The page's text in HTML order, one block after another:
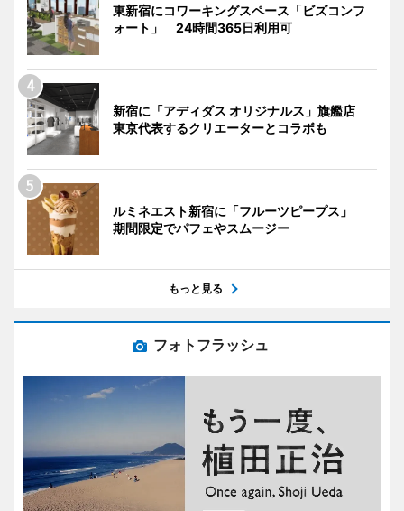
東新宿にコワーキングスペース「ビズコンフ
ォート」 24時間365日利用可
新宿に「アディダス オリジナルス」旗艦店
東京代表するクリエーターとコラボも
ルミネエスト新宿に「フルーツピープス」
期間限定でパフェやスムージー
もっと見る
フォトフラッシュ